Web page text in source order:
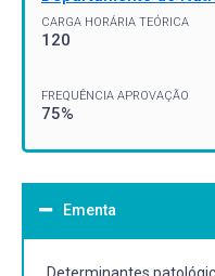
CARGA HORÁRIA TEÓRICA
120
FREQUÊNCIA APROVAÇÃO
75%
Ementa
Determinantes